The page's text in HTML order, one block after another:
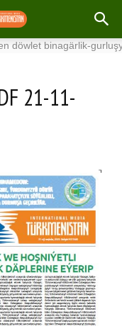
binagärlik-gurluşyk
21-11-